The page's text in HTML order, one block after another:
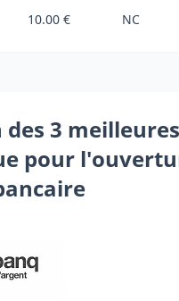
10.00 € NC
des 3
pour